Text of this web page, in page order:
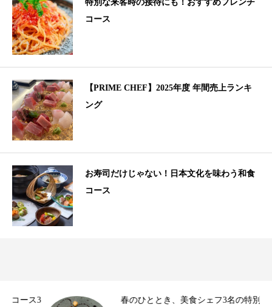
特別な来客時の接待にも！おすすめフレンチ
コース
【PRIME CHEF】2025年度 年間売上ランキ
ング
お寿司だけじゃない！日本文化を味わう和食
コース
春のひととき、美食シェフ3名の特別コース